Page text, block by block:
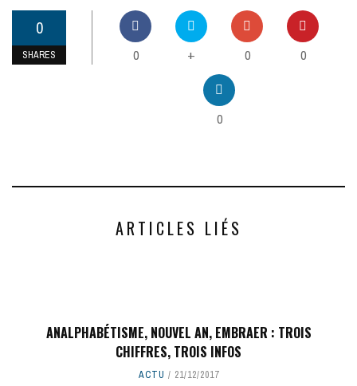
0
SHARES 0 + 0 0
0
ARTICLES LIÉS
ANALPHABÉTISME, NOUVEL AN, EMBRAER : TROIS
CHIFFRES, TROIS INFOS
ACTU 21/12/2017